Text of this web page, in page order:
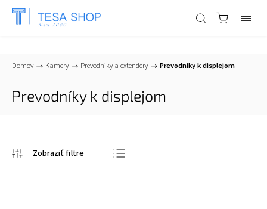
📞+421 903 553 805 info@tesa-systems.sk
Domov / Kamery / Prevodníky a extendéry / Prevodníky k displejom
Prevodníky k displejom